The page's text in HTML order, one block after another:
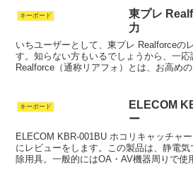
キーボード
東プレ
力
いちユーザーとして、東プレ Realforceの
す。知らない方もいるでしょうから、一
Realforce（通称リアフォ）とは、お高め
キーボード
ELECOM
ー
ELECOM KBR-001BU ホコリキャッチャ
にレビューをします。この製品は、静電
除用具。一般的にはOA・AV機器周りで使